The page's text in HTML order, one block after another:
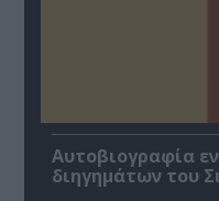
Αυτοβιογραφία
διηγημάτων του